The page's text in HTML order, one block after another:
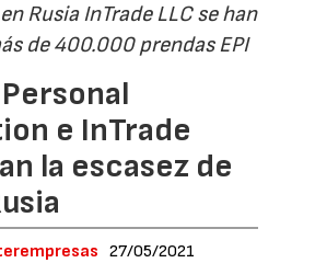
Rusia InTrade LLC se han
de 400.000 prendas EPI
e InTrade
la escasez de
27/05/2021